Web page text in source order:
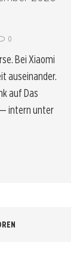
0
Bei Xiaomi
auseinander.
auf Das
intern unter